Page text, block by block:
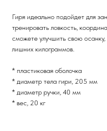
Гиря идеально подойдет для
тренировать ловкость,
сможете улучшить свою
лишних килограммов.
* пластиковая оболочка
* диаметр тела гири, 205 мм
* диаметр ручки, 40 мм
* вес, 20 кг